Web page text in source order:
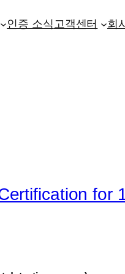
인증 소식고객센터 회
for